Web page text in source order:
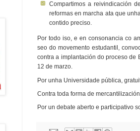
Compartimos a reivindicación
reformas en marcha ata que
contido preciso.
Por todo iso, e en consonancia co
seo do movemento estudantil,
contra a implantación do proceso de
12 de marzo.
Por unha Universidade pública,
Contra toda forma de
Por un debate aberto e participativo